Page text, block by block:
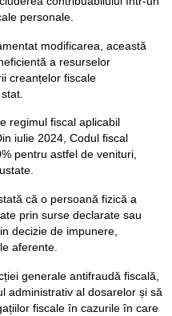
personale.
modificarea, această
a resurselor
creanțelor fiscale
regimul fiscal aplicabil
iulie 2024, Codul fiscal
pentru astfel de venituri,
că o persoană fizică a
prin surse declarate sau
decizie de impunere,
aferente.
generale antifraudă fiscală,
administrativ al dosarelor și să
fiscale în cazurile în care